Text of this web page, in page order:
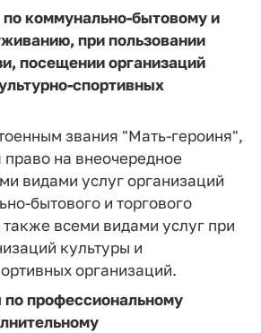
по коммунально-бытовому и
при пользовании
посещении организаций
спортивных
звания "Мать-героиня",
право на внеочередное
видами услуг организаций
бытового и торгового
всеми видами услуг при
культуры и
организаций.
по профессиональному